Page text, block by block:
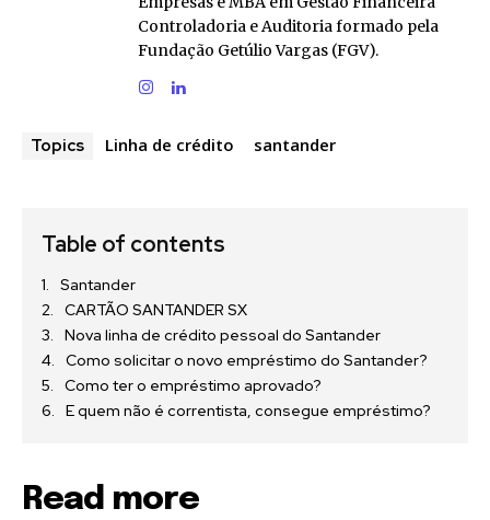
Controladoria e Auditoria formado pela
Fundação Getúlio Vargas (FGV).
Topics Linha de crédito santander
Table of contents
Santander
CARTÃO SANTANDER SX
Nova linha de crédito pessoal do Santander
Como solicitar o novo empréstimo do Santander?
Como ter o empréstimo aprovado?
E quem não é correntista, consegue empréstimo?
Read more